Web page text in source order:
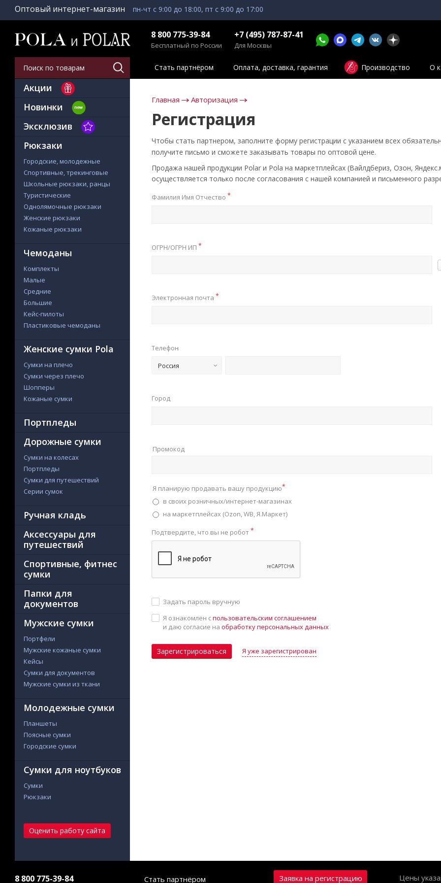
Оптовый интернет-магазин пн-чт с 9:00 до 18:00, пт с 9:00 до 17:00
8 800 775-39-84
Бесплатный по России
+7 (495) 787-87-41
Для Москвы
Стать партнёром Оплата, доставка, гарантия Производство О
Акции
Новинки
Эксклюзив
Рюкзаки
Городские, молодежные
Спортивные, трекинговые
Школьные рюкзаки, ранцы
Туристические
Однолямочные рюкзаки
Женские рюкзаки
Кожаные рюкзаки
Чемоданы
Комплекты
Малые
Средние
Большие
Кейс-пилоты
Пластиковые чемоданы
Женские сумки Pola
Сумки на плечо
Сумки через плечо
Шопперы
Кожаные сумки
Портпледы
Дорожные сумки
Сумки на колесах
Портпледы
Сумки для путешествий
Серии сумок
Ручная кладь
Аксессуары для
путешествий
Спортивные, фитнес
сумки
Папки для
документов
Мужские сумки
Портфели
Мужские кожаные сумки
Кейсы
Сумки для документов
Мужские сумки из ткани
Молодежные сумки
Планшеты
Поясные сумки
Городские сумки
Сумки для ноутбуков
Сумки
Рюкзаки
Оценить работу сайта
Главная Авторизация
Регистрация
Чтобы стать партнером, заполните форму регистрации с указанием всех
получите письмо и сможете заказывать товары по оптовой цене.
Продажа нашей продукции Polar и Pola на маркетплейсах (Вайлдбериз, Озон,
осуществляется только после согласования с нашей компанией и письменного
Фамилия Имя Отчество *
ОГРН/ОГРН ИП *
Электронная почта *
Телефон
Россия
Город
Промокод
Я планирую продавать вашу продукцию*
в своих розничных/интернет-магазинах
на маркетплейсах (Ozon, WB, Я.Маркет)
Подтвердите, что вы не робот*
Задать пароль вручную
Я ознакомлен спользовательским соглашением
и даю согласие на обработку персональных данных
Зарегистрироваться Я уже зарегистрирован
8 800 775-39-84 Стать партнёром Заявка на регистрацию Цены